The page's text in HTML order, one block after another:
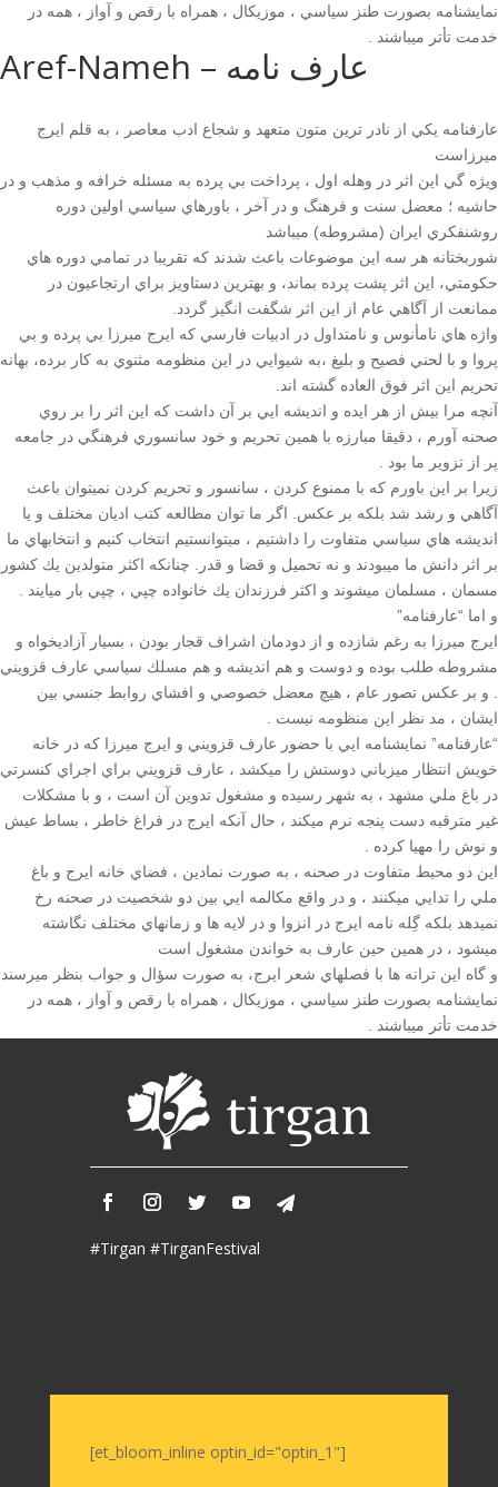
نمايشنامه بصورت طنز سياسي ، موزيكال ، همراه با رقص و آواز ، همه در
خدمت تأتر ميباشند .
Aref-Nameh – عارف نامه
عارفنامه يكي از نادر ترين متون متعهد و شجاع ادب معاصر ، به قلم ايرج
ميرزاست
ويژه گي اين اثر در وهله اول ، پرداخت بي پرده به مسئله خرافه و مذهب و در
حاشيه ؛ معضل سنت و فرهنگ و در آخر ، باورهاي سياسي اولين دوره
روشنفكري ايران (مشروطه) ميباشد
شوربختانه هر سه اين موضوعات باعث شدند كه تقريبا در تمامي دوره هاي
حكومتي، اين اثر پشت پرده بماند، و بهترين دستاويز براي ارتجاعيون در
ممانعت از آگاهي عام از اين اثر شگفت انگيز گردد.
واژه هاي نامأنوس و نامتداول در ادبيات فارسي كه ايرج ميرزا بي پرده و بي
پروا و با لحني فصيح و بليغ ،به شيوايي در اين منظومه مثنوي به كار برده، بهانه
تحريم اين اثر فوق العاده گشته اند.
آنچه مرا بيش از هر ايده و انديشه ايي بر آن داشت كه اين اثر را بر روي
صحنه آورم ، دقيقا مبارزه با همين تحريم و خود سانسوري فرهنگي در جامعه
پر از تزوير ما بود .
زيرا بر اين باورم كه با ممنوع كردن ، سانسور و تحريم كردن نميتوان باعث
آگاهي و رشد شد بلكه بر عكس. اگر ما توان مطالعه كتب اديان مختلف و يا
انديشه هاي سياسي متفاوت را داشتيم ، ميتوانستيم انتخاب كنيم و انتخابهاي ما
بر اثر دانش ما ميبودند و نه تحميل و قضا و قدر. چنانكه اكثر متولدین يك كشور
مسمان ، مسلمان ميشوند و اكثر فرزندان يك خانواده چپي ، چپي بار ميايند .
و اما “عارفنامه”
ايرج ميرزا به رغم شازده و از دودمان اشراف قجار بودن ، بسيار آزاديخواه و
مشروطه طلب بوده و دوست و هم انديشه و هم مسلك سياسي عارف قزويني
. و بر عكس تصور عام ، هيچ معضل خصوصي و افشاي روابط جنسي بين
ايشان ، مد نظر اين منظومه نيست .
“عارفنامه” نمايشنامه ايي با حضور عارف قزويني و ايرج ميرزا كه در خانه
خويش انتظار ميزباني دوستش را ميكشد ، عارف قزويني براي اجراي كنسرتي
در باغ ملي مشهد ، به شهر رسيده و مشغول تدوين آن است ، و با مشكلات
غير مترقبه دست پنجه نرم ميكند ، حال آنكه ايرج در فراغ خاطر ، بساط عيش
و نوش را مهيا كرده .
اين دو محيط متفاوت در صحنه ، به صورت نمادين ، فضاي خانه ايرج و باغ
ملي را تدايي ميكنند ، و در واقع مكالمه ايي بين دو شخصيت در صحنه رخ
نميدهد بلكه گِله نامه ايرج در انزوا و در لايه ها و زمانهاي مختلف نگاشته
ميشود ، در همين حين عارف به خواندن مشغول است
و گاه اين ترانه ها با فصلهاي شعر ايرج، به صورت سؤال و جواب بنظر ميرسند
نمايشنامه بصورت طنز سياسي ، موزيكال ، همراه با رقص و آواز ، همه در
خدمت تأتر ميباشند .
#Tirgan #TirganFestival
[et_bloom_inline optin_id="optin_1"]
2018
Nowruz
Nowruz
Yalda
Celebrations
2020
Yalda
Yalda
2012
Galas
Soiree
Soiree
2017
Soiree
2013
Soiree
2011
Collaborations
iBRIDGE
2019
Iranian
Intellectuals
Concert